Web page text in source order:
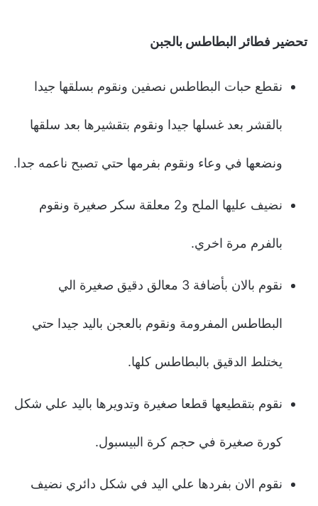
تحضير فطائر البطاطس بالجبن
نقطع حبات البطاطس نصفين ونقوم بسلقها جيدا
بالقشر بعد غسلها جيدا ونقوم بتقشيرها بعد سلقها
ونضعها في وعاء ونقوم بفرمها حتي تصبح ناعمه جدا.
نضيف عليها الملح و2 معلقة سكر صغيرة ونقوم
بالفرم مرة اخري.
نقوم بالان بأضافة 3 معالق دقيق صغيرة الي
البطاطس المفرومة ونقوم بالعجن باليد جيدا حتي
يختلط الدقيق بالبطاطس كلها.
نقوم بتقطيعها قطعا صغيرة وتدويرها باليد علي شكل
كورة صغيرة في حجم كرة البيسبول.
نقوم الان بفردها علي اليد في شكل دائري نضيف